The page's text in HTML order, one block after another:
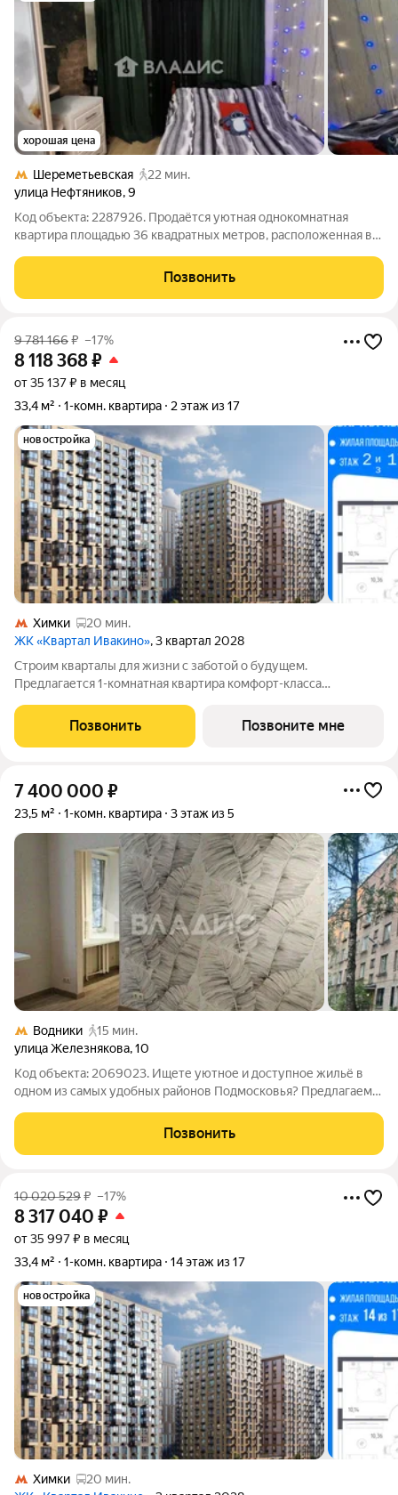
хорошая цена
Шереметьевская
22 мин.
улица Нефтяников,9
Код объекта: 2287926. Продаётся уютная однокомнатная
квартира площадью 36 квадратных метров, расположенная в
улица Нефтяников, дом 9. Этот вариант идеально подойдёт
тем, кто ценит спокойствие
Позвонить
9 781 166₽ –17%
8 118 368₽
от 35 137 ₽ в месяц
33,4 м²
1-комн. квартира 2 этаж из 17
новостройка
Химки
20 мин.
ЖК «Квартал Ивакино», 3 квартал 2028
Строим кварталы для жизни с заботой о будущем.
Предлагается 1-комнатная квартира комфорт-класса
на 2-м этаже, в жилом комплексе "Квартал
Ивакино".Позаботились о вашем времени, поэтому квартиры
Позвонить Позвоните мне
7 400 000 ₽
23,5 м² 1-комн. квартира 3 этаж из 5
Водники
15 мин.
улица Железнякова,10
Код объекта: 2069023. Ищете уютное и доступное жильё в
одном из самых удобных районов Подмосковья? Предлагаем
по адресу: улица Железнякова, 10. У нас сделан новый
качественный ремонт - Вам не
Позвонить
10 020 529₽ –17%
8 317 040 ₽
от 35 997 ₽ в месяц
33,4 м²
1-комн. квартира 14 этаж из 17
новостройка
Химки
20 мин.